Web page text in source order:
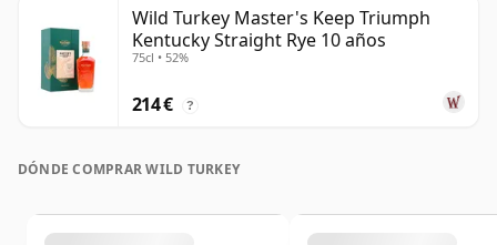
Wild Turkey Master's Keep Triumph
Kentucky Straight Rye 10 años
75cl • 52%
214 € ?
DÓNDE COMPRAR WILD TURKEY